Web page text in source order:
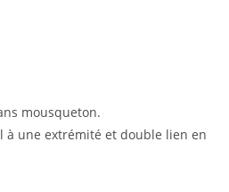
mousqueton.
à une extrémité et double lien en